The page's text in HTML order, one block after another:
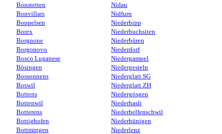
Bonstetten
Bonvillars
Boppelsen
Borex
Borgnone
Borgonovo
Bosco Luganese
Bösingen
Bossonnens
Boswil
Bottens
Bottenwil
Botterens
Bottighofen
Bottmingen
Nidau
Nidfurn
Niederbipp
Niederbuchsiten
Niederbüren
Niederdorf
Niedergampel
Niedergesteln
Niederglatt SG
Niederglatt ZH
Niedergösgen
Niederhasli
Niederhelfenschwil
Niederhünigen
Niederlenz